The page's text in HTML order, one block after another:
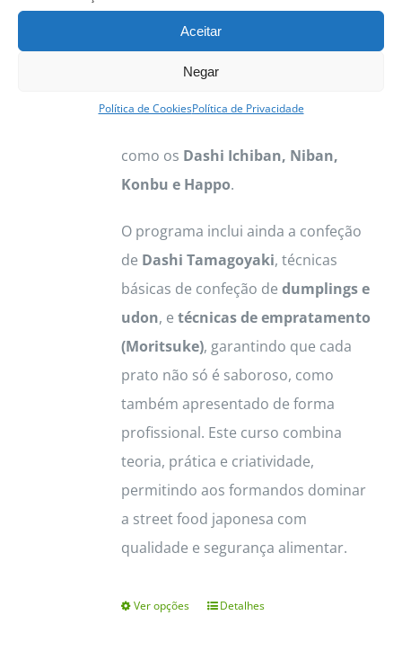
Aceitar
Negar
Política de CookiesPolítica de Privacidade
exploram desde osfundamentos de
segurança e higiene alimentar
, passando pela
como os Dashi Ichiban, Niban,
Konbu e Happo.
O programa inclui ainda a confeção
de Dashi Tamagoyaki, técnicas
básicas de confeção de dumplings e
udon, e técnicas de empratamento
(Moritsuke), garantindo que cada
prato não só é saboroso, como
também apresentado de forma
profissional. Este curso combina
teoria, prática e criatividade,
permitindo aos formandos dominar
a street food japonesa com
qualidade e segurança alimentar.
Ver opções
ThisDetalhes